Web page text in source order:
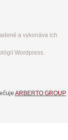
a vykonáva ich
Wordpress.
ARBERTO GROUP